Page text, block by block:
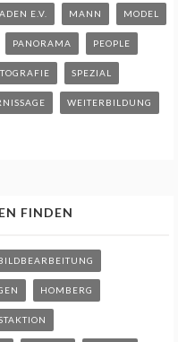
E.V. MANN MODEL
PANORAMA PEOPLE
SPEZIAL
WEITERBILDUNG
FINDEN
HOMBERG